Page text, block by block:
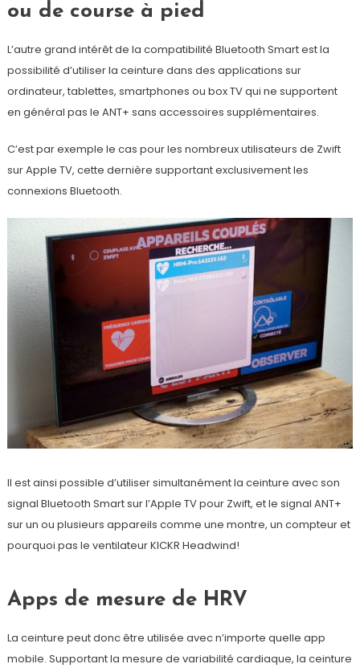
ou de course à pied
L’autre grand intérêt de la compatibilité Bluetooth Smart est la
possibilité d’utiliser la ceinture dans des applications sur
ordinateur, tablettes, smartphones ou box TV qui ne supportent
en général pas le ANT+ sans accessoires supplémentaires.
C’est par exemple le cas pour les nombreux utilisateurs de Zwift
sur Apple TV, cette dernière supportant exclusivement les
connexions Bluetooth.
Il est ainsi possible d’utiliser simultanément la ceinture avec son
signal Bluetooth Smart sur l’Apple TV pour Zwift, et le signal ANT+
sur un ou plusieurs appareils comme une montre, un compteur et
pourquoi pas le ventilateur KICKR Headwind!
Apps de mesure de HRV
La ceinture peut donc être utilisée avec n’importe quelle app
mobile. Supportant la mesure de variabilité cardiaque, la ceinture